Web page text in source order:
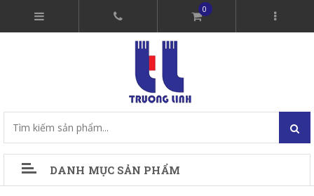
0
DANH MỤC SẢN PHẨM